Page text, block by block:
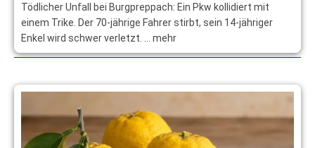
Tödlicher Unfall bei Burgpreppach: Ein Pkw kollidiert mit
einem Trike. Der 70-jährige Fahrer stirbt, sein 14-jähriger
Enkel wird schwer verletzt. … mehr